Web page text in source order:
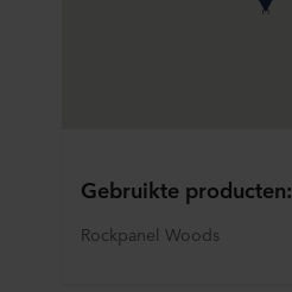
Gebruikte producten:
Rockpanel Woods